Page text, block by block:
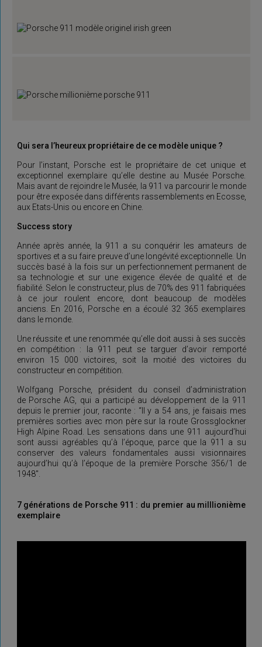
Qui sera l’heureux propriétaire de ce modèle unique ?
Pour l’instant, Porsche est le propriétaire de cet unique et
exceptionnel exemplaire qu’elle destine au Musée Porsche.
Mais avant de rejoindre le Musée, la 911 va parcourir le monde
pour être exposée dans différents rassemblements en Ecosse,
aux Etats-Unis ou encore en Chine.
Success story
Année après année, la 911 a su conquérir les amateurs de
sportives et a su faire preuve d’une longévité exceptionnelle. Un
succès basé à la fois sur un perfectionnement permanent de
sa technologie et sur une exigence élevée de qualité et de
fiabilité. Selon le constructeur, plus de 70% des 911 fabriquées
à ce jour roulent encore, dont beaucoup de modèles
anciens. En 2016, Porsche en a écoulé 32 365 exemplaires
dans le monde.
Une réussite et une renommée qu’elle doit aussi à ses succès
en compétition : la 911 peut se targuer d’avoir remporté
environ 15 000 victoires, soit la moitié des victoires du
constructeur en compétition.
Wolfgang Porsche, président du conseil d’administration
de Porsche AG, qui a participé au développement de la 911
depuis le premier jour, raconte : “Il y a 54 ans, je faisais mes
premières sorties avec mon père sur la route Grossglockner
High Alpine Road. Les sensations dans une 911 aujourd’hui
sont aussi agréables qu’à l’époque, parce que la 911 a su
conserver des valeurs fondamentales aussi visionnaires
aujourd’hui qu’à l’époque de la première Porsche 356/1 de
1948″.
7 générations de Porsche 911 : du premier au milllionième
exemplaire